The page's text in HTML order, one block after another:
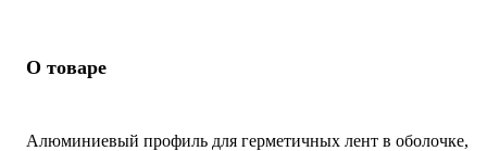
О товаре
Алюминиевый профиль для герметичных лент в оболочке,